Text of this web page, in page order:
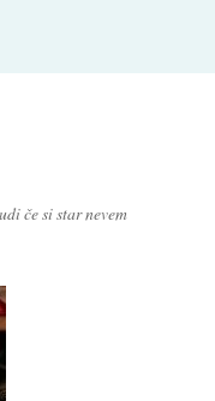
če si star nevem